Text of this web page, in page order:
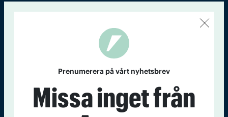
Accent
Prenumerera på vårt nyhetsbrev
Missa inget från